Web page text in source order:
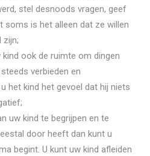
stel desnoods vragen, geef
soms is het alleen dat ze willen
zijn;
ook de ruimte om dingen
verbieden en
het kind het gevoel dat hij niets
uw kind te begrijpen en te
door heeft dan kunt u
begint. U kunt uw kind afleiden